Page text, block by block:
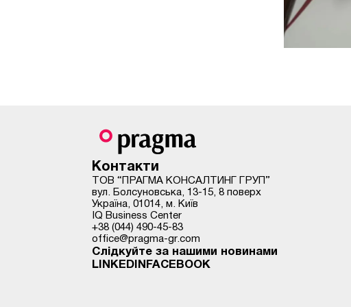
Контакти
ТОВ “ПРАГМА КОНСАЛТИНГ ГРУП”
вул. Болсуновська, 13-15, 8 поверх
Україна, 01014, м. Київ
IQ Busіness Center
+38 (044) 490-45-83
office@pragma-gr.com
Слідкуйте за нашими новинами
LINKEDIN FACEBOOK